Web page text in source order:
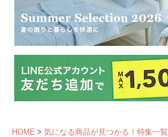
HOME
気になる商品が見つかる！特集一覧